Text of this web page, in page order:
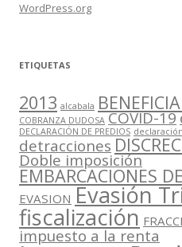
WordPress.org
ETIQUETAS
2013 alcabala
COBRANZA DUDOSA COVID-19
DECLARACIÓN DE PREDIOS
detracciones
Doble imposición
EMBARCACIONES
EVASION Evasión
fiscalización
impuesto a la renta